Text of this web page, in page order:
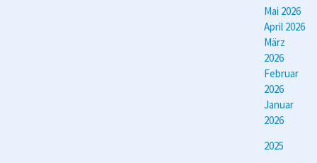
Mai 2026
April 2026
März
2026
Februar
2026
Januar
2026
2025